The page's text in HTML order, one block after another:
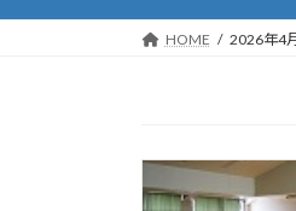
ッ
移
HOME 2026年4